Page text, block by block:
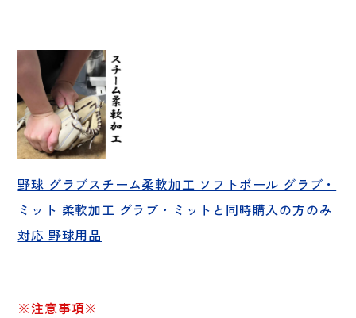
野球 グラブスチーム柔軟加工 ソフトボール グラブ・
ミット 柔軟加工 グラブ・ミットと同時購入の方のみ
対応 野球用品
※注意事項※